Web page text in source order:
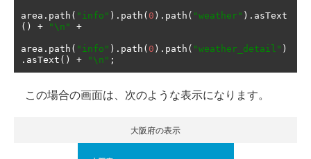
area . path ( "info" ). path ( 0 ). path ( "weather" ). asText
()
+ "\n" +
area . path ( "info" ). path ( 0 ). path ( "weather_detail" )
. asText () + "\n" ;
この場合の画面は、次のような表示になります。
大阪府の表示